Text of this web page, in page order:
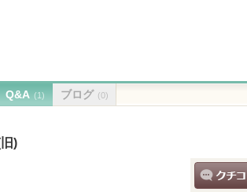
Q&A (1) ブログ (0)
)